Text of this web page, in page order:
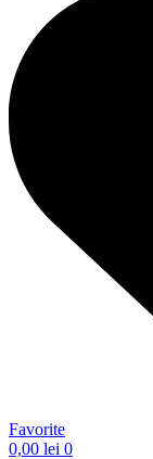
Favorite
0,00 lei 0